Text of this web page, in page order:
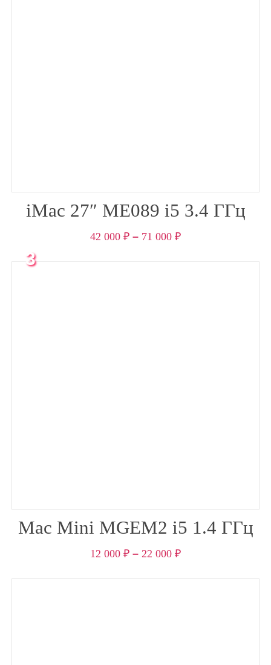
iMac 27″ ME089 i5 3.4 ГГц
42 000 ₽ – 71 000 ₽
Mac Mini MGEM2 i5 1.4 ГГц
12 000 ₽ – 22 000 ₽
3